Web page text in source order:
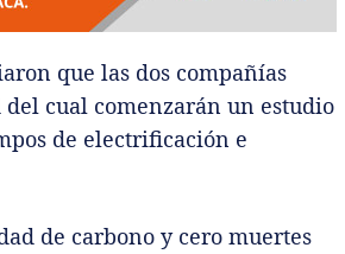
que las dos compañías
cual comenzarán un estudio
de electrificación e
de carbono y cero muertes